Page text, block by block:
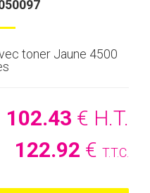
toner Jaune 4500
102.43 € H.T.
122.92 € T.T.C.